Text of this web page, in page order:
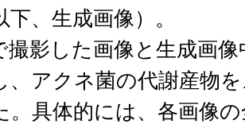
下、生成画像）。
影した画像と生成画像
、アクネ菌の代謝産物
。具体的には、各画像